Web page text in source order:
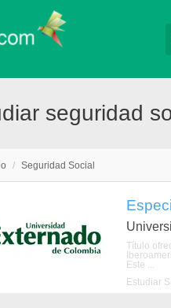
seguridad
/ Seguridad Social
Título
Este ...
Estudiar